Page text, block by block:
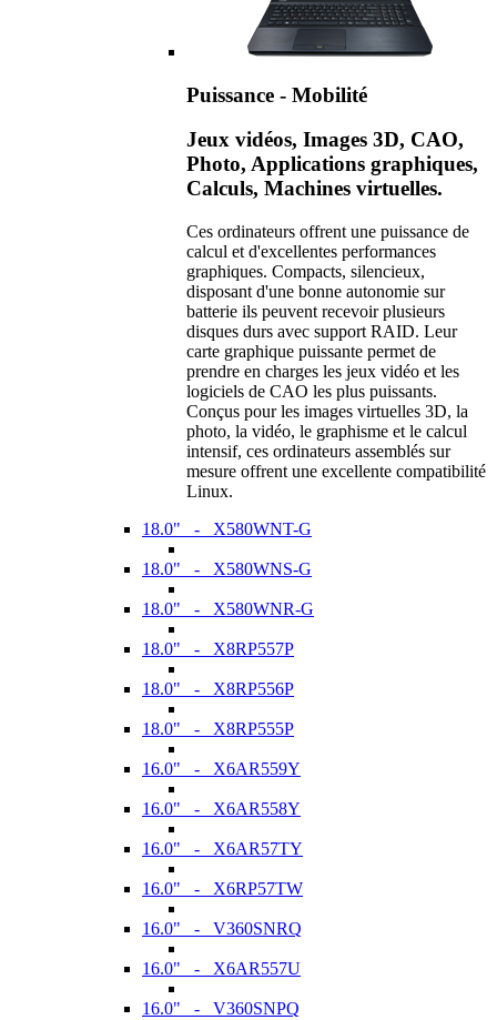
Puissance - Mobilité
Jeux vidéos, Images 3D, CAO,
Photo, Applications graphiques,
Calculs, Machines virtuelles.
Ces ordinateurs offrent une puissance de
calcul et d'excellentes performances
graphiques. Compacts, silencieux,
disposant d'une bonne autonomie sur
batterie ils peuvent recevoir plusieurs
disques durs avec support RAID. Leur
carte graphique puissante permet de
prendre en charges les jeux vidéo et les
logiciels de CAO les plus puissants.
Conçus pour les images virtuelles 3D, la
photo, la vidéo, le graphisme et le calcul
intensif, ces ordinateurs assemblés sur
mesure offrent une excellente compatibilité
Linux.
18.0" - X580WNT-G
18.0" - X580WNS-G
18.0" - X580WNR-G
18.0" - X8RP557P
18.0" - X8RP556P
18.0" - X8RP555P
16.0" - X6AR559Y
16.0" - X6AR558Y
16.0" - X6AR57TY
16.0" - X6RP57TW
16.0" - V360SNRQ
16.0" - X6AR557U
16.0" - V360SNPQ